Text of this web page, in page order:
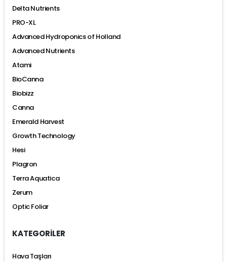
Delta Nutrients
PRO-XL
Advanced Hydroponics of Holland
Advanced Nutrients
Atami
BioCanna
Biobizz
Canna
Emerald Harvest
Growth Technology
Hesi
Plagron
Terra Aquatica
Zerum
Optic Foliar
KATEGORİLER
Hava Taşları